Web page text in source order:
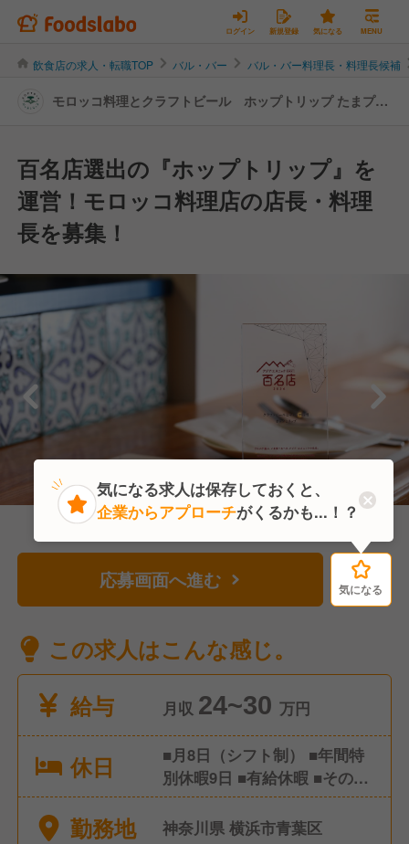
ログイン 新規登録 気になる MENU
飲食店の求人・転職TOP バル・バー バル・バー料理長・料理長候補
モロッコ料理とクラフトビール ホップトリップ たまプラ
百名店選出の『ホップトリップ』を
運営！モロッコ料理店の店長・料理
長を募集！
応募画面へ進む 気になる
この求人はこんな感じ。
給与
月収 24~30 万円
休日
■月8日（シフト制） ■年間特
別休暇9日 ■有給休暇 ■その他
特別休暇など ※年間休日105日
勤務地 神奈川県 横浜市青葉区
気になる
気になる求人は保存しておくと、
企業からアプローチがくるかも...！？